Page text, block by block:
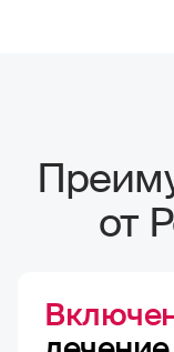
от